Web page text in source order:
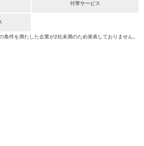
付帯サービス
件を満たした企業が2社未満のため発表しておりません。